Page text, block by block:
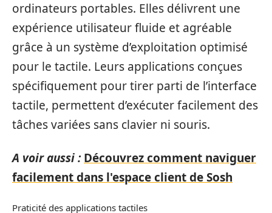
ordinateurs portables. Elles délivrent une
expérience utilisateur fluide et agréable
grâce à un système d’exploitation optimisé
pour le tactile. Leurs applications conçues
spécifiquement pour tirer parti de l’interface
tactile, permettent d’exécuter facilement des
tâches variées sans clavier ni souris.
A voir aussi : Découvrez comment naviguer
facilement dans l'espace client de Sosh
Praticité des applications tactiles